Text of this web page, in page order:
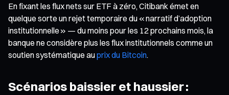
En fixant les flux nets sur ETF à zéro, Citibank émet en
quelque sorte un rejet temporaire du « narratif d’adoption
institutionnelle » — du moins pour les 12 prochains mois, la
banque ne considère plus les flux institutionnels comme un
soutien systématique auprix du Bitcoin.
Scénarios baissier et haussier :